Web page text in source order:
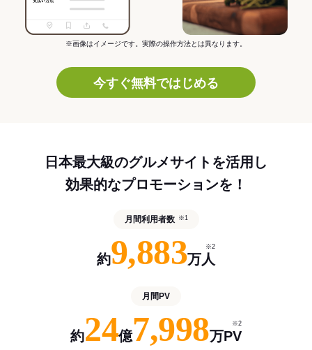
※画像はイメージです。実際の操作方法とは異なります。
今すぐ無料ではじめる
日本最大級のグルメサイトを活用し
効果的なプロモーションを！
月間利用者数 ※1
約9,883万人
※2
月間PV
約24億7,998万PV
※2